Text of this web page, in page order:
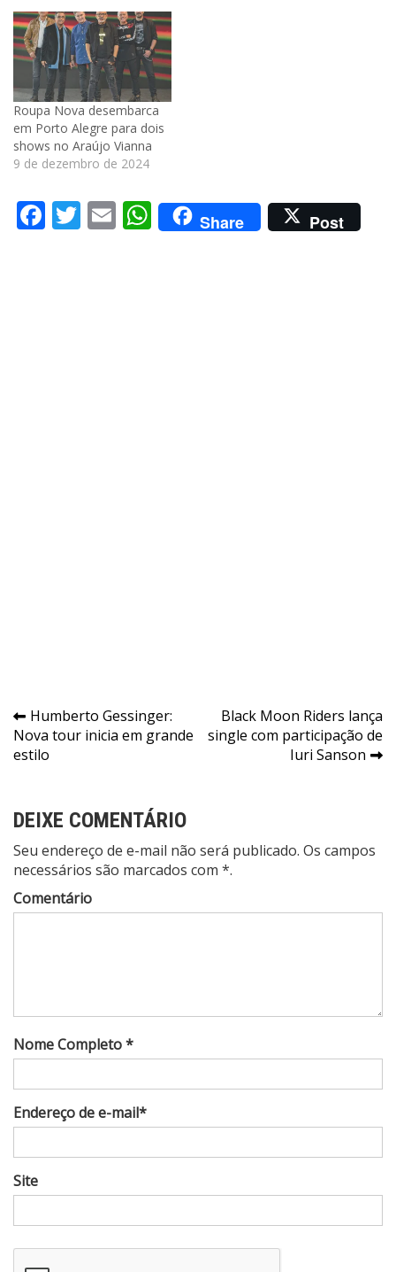
Roupa Nova desembarca
em Porto Alegre para dois
shows no Araújo Vianna
9 de dezembro de 2024
Facebook
Twitter
EmailWhatsApp
Share Post
Navegação
de
Humberto Gessinger:
Nova tour inicia em grande
estilo
Black Moon Riders lança
single com participação de
Iuri Sanson
DEIXE COMENTÁRIO
Seu endereço de e-mail não será publicado. Os campos
necessários são marcados com *.
Comentário
Nome Completo *
Endereço de e-mail*
Site